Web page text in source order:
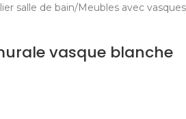
salle de bain Meubles avec vasques
vasque blanche